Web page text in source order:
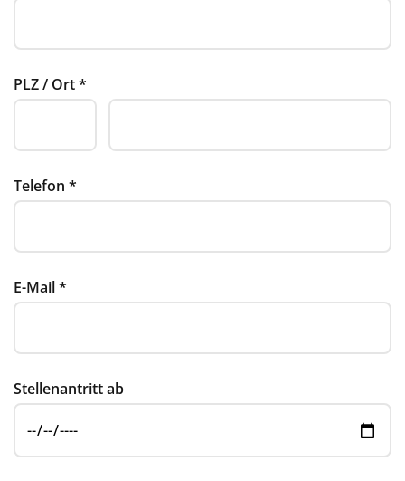
PLZ / Ort*
Telefon *
E-Mail*
Stellenantritt ab